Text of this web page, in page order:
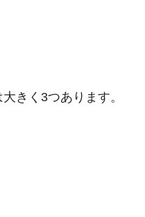
きく3つあります。